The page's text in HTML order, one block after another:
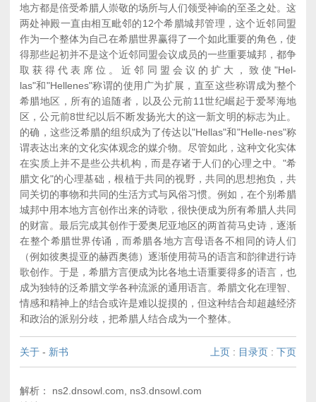
地方都是倍受希腊人崇敬的场所与人们领受神谕的至圣之处。这
两处神殿一直由相互毗邻的12个希腊城邦管理，这个近邻同盟
作为一个整体为自己在希腊世界赢得了一个如此重要的角色，使
得那些起初并不是这个近邻同盟会议成员的一些重要城邦，都争
取获得代表席位。近邻同盟会议的扩大，致使"Hel-
las"和"Hellenes"称谓的使用广为扩展，直至这些称谓成为整个
希腊地区，所有的追随者，以及公元前11世纪崛起于爱琴海地
区，公元前8世纪以后不断发扬光大的这一新文明的标志为止。
的确，这些泛希腊的组织成为了传达以"Hellas"和"Helle-nes"称
谓表达出来的文化实体观念的媒介物。尽管如此，这种文化实体
在实质上并不是些公共机构，而是存诸于人们的心理之中。"希
腊文化"的心理基础，根植于共同的视野，共同的思想抱负，共
同关切的事物和共同的生活方式与风俗习惯。例如，在个别希腊
城邦中用本地方言创作出来的诗歌，很快便成为所有希腊人共同
的财富。最后完成其创作于爱奥尼亚地区的两首荷马史诗，逐渐
在整个希腊世界传诵，而希腊各地方言母语各不相同的诗人们
（例如彼奥提亚的赫西奥德）逐渐使用荷马的语言和韵律进行诗
歌创作。于是，希腊方言便成为比各地土语重要得多的语言，也
成为独特的泛希腊文学各种流派的通用语言。希腊文化在理智、
情感和精神上的结合或许是难以捉摸的，但这种结合却超越经济
和政治的派别分歧，把希腊人结合成为一个整体。
关于 - 新书 上页 : 目录页 : 下页
解析： ns2.dnsowl.com, ns3.dnsowl.com